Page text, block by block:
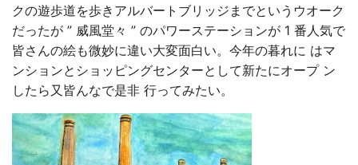
クの遊歩道を歩きアルバートブリッジまでというウオーク
だったが ” 威風堂々 ” のパワーステーションが 1 番人気で
皆さんの絵も微妙に違い大変面白い。今年の暮れに はマ
ンションとショッピングセンターとして新たにオープ ン
したら又皆んなで是非 行ってみたい。